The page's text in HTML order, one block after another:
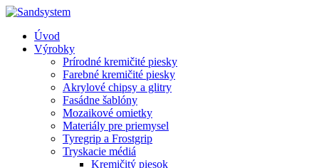
Úvod
Výrobky
Prírodné kremičité piesky
Farebné kremičité piesky
Akrylové chipsy a glitry
Fasádne šablóny
Mozaikové omietky
Materiály pre priemysel
Tyregrip a Frostgrip
Tryskacie médiá
Kremičitý piesok